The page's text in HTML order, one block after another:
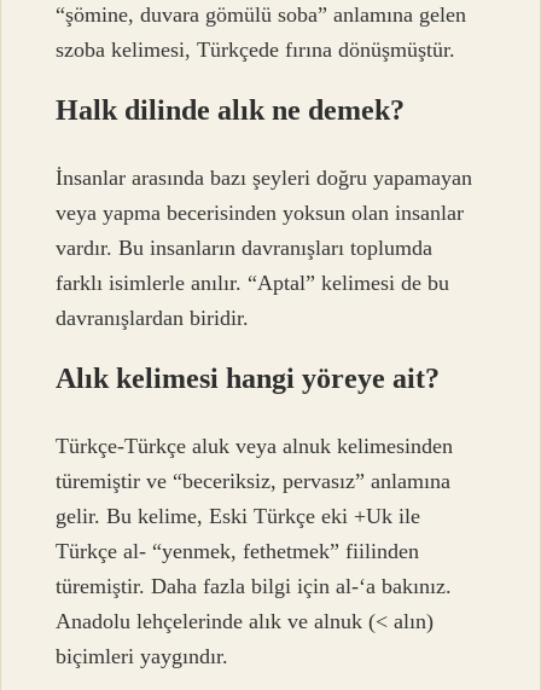
“şömine, duvara gömülü soba” anlamına gelen
szoba kelimesi, Türkçede fırına dönüşmüştür.
Halk dilinde alık ne demek?
İnsanlar arasında bazı şeyleri doğru yapamayan
veya yapma becerisinden yoksun olan insanlar
vardır. Bu insanların davranışları toplumda
farklı isimlerle anılır. “Aptal” kelimesi de bu
davranışlardan biridir.
Alık kelimesi hangi yöreye ait?
Türkçe-Türkçe aluk veya alnuk kelimesinden
türemiştir ve “beceriksiz, pervasız” anlamına
gelir. Bu kelime, Eski Türkçe eki +Uk ile
Türkçe al- “yenmek, fethetmek” fiilinden
türemiştir. Daha fazla bilgi için al-‘a bakınız.
Anadolu lehçelerinde alık ve alnuk (< alın)
biçimleri yaygındır.